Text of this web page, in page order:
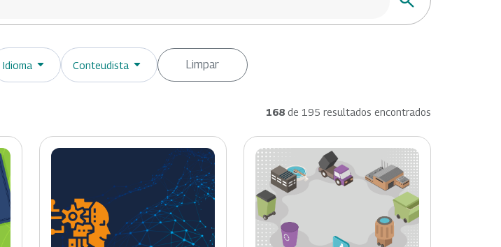
Idioma Conteudista Limpar
168 de 195 resultados encontrados